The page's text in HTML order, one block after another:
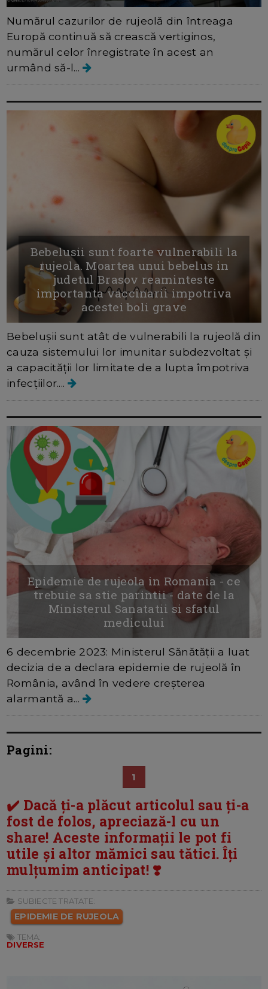
Numărul cazurilor de rujeolă din întreaga
Europă continuă să crească vertiginos,
numărul celor înregistrate în acest an
urmând să-l...
Bebelusii sunt foarte vulnerabili la
rujeola. Moartea unui bebelus in
judetul Brasov reaminteste
importanta vaccinarii impotriva
acestei boli grave
Bebelușii sunt atât de vulnerabili la rujeolă din
cauza sistemului lor imunitar subdezvoltat și
a capacității lor limitate de a lupta împotriva
infecțiilor....
Epidemie de rujeola in Romania - ce
trebuie sa stie parintii - date de la
Ministerul Sanatatii si sfatul
medicului
6 decembrie 2023: Ministerul Sănătății a luat
decizia de a declara epidemie de rujeolă în
România, având în vedere creșterea
alarmantă a...
Pagini:
1
✔️ Dacă ți-a plăcut articolul sau ți-a
fost de folos, apreciază-l cu un
share! Aceste informații le pot fi
utile și altor mămici sau tătici. Îți
mulțumim anticipat! ❣️
SUBIECTE TRATATE:
EPIDEMIE DE RUJEOLA
TEMA:
DIVERSE